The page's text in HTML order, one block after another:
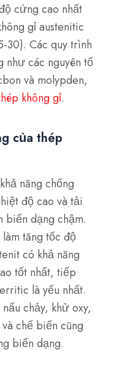
cứng cao nhất
gỉ austenitic
30). Các quy trình
như các nguyên tố
và molypden,
không gỉ.
của thép
năng chống
độ cao và tải
biến dạng chậm.
tăng tốc độ
có khả năng
tốt nhất, tiếp
là yếu nhất.
chảy, khử oxy,
chế biến cũng
biến dạng.